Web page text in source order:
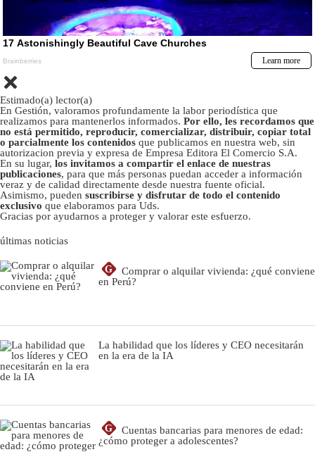
Estimado(a) lector(a)
En Gestión, valoramos profundamente la labor periodística que
realizamos para mantenerlos informados. Por ello, les recordamos que
no está permitido, reproducir, comercializar, distribuir, copiar total
o parcialmente los contenidos que publicamos en nuestra web, sin
autorizacion previa y expresa de Empresa Editora El Comercio S.A.
En su lugar, los invitamos a compartir el enlace de nuestras
publicaciones, para que más personas puedan acceder a información
veraz y de calidad directamente desde nuestra fuente oficial.
Asimismo, pueden suscribirse y disfrutar de todo el contenido
exclusivo que elaboramos para Uds.
Gracias por ayudarnos a proteger y valorar este esfuerzo.
últimas noticias
G
Comprar o alquilar vivienda: ¿qué conviene
en Perú?
La habilidad que los líderes y CEO necesitarán
en la era de la IA
G
Cuentas bancarias para menores de edad:
¿cómo proteger a adolescentes?